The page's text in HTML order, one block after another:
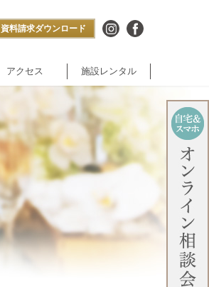
資料請求ダウンロード
アクセス 施設レンタル